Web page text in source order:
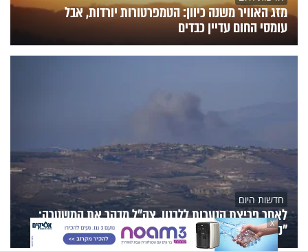
מזג האוויר משנה כיוון: הטמפרטורות יורדות, אבל
עומסי החום עדיין כבדים
חדשות היום
לאחר פריצת הנערות ללבנון, צה״ל מבקר את המשטרה:
"נדרשים למצות את הדין"
X